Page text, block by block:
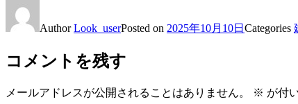
AuthorLook_userPosted on 2025年10月10日 Categories
コメントを残す
メールアドレスが公開されることはありません。 ※ が付